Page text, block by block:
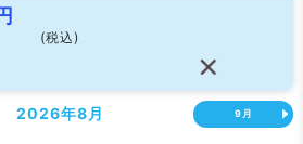
(税込)
2026年8月 9月